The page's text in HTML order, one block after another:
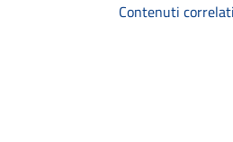
Contenuti correlati